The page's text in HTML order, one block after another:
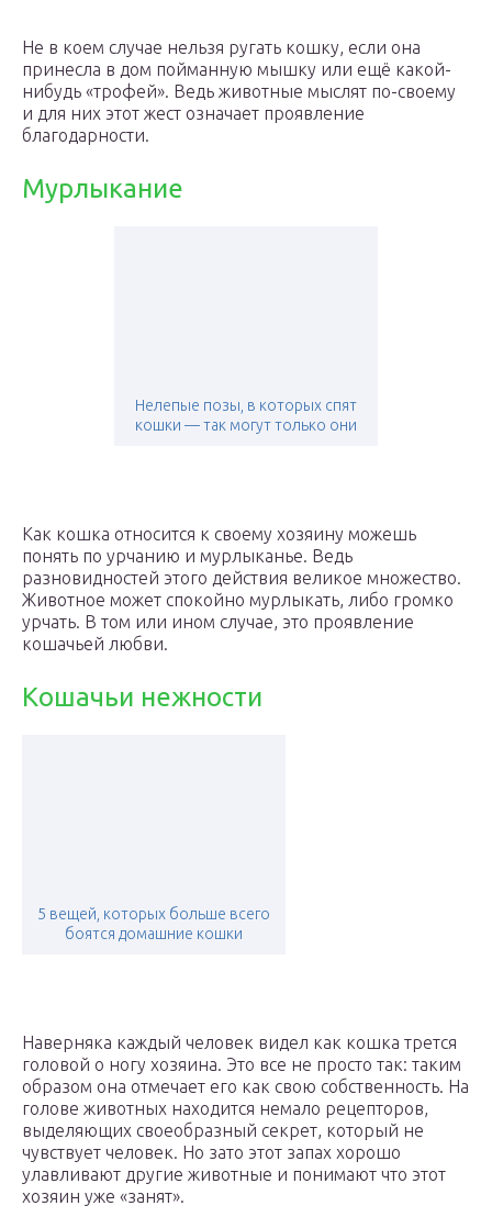
Не в коем случае нельзя ругать кошку, если она
принесла в дом пойманную мышку или ещё какой-
нибудь «трофей». Ведь животные мыслят по-своему
и для них этот жест означает проявление
благодарности.
Мурлыкание
Нелепые позы, в которых спят
кошки — так могут только они
Как кошка относится к своему хозяину можешь
понять по урчанию и мурлыканье. Ведь
разновидностей этого действия великое множество.
Животное может спокойно мурлыкать, либо громко
урчать. В том или ином случае, это проявление
кошачьей любви.
Кошачьи нежности
5 вещей, которых больше всего
боятся домашние кошки
Наверняка каждый человек видел как кошка трется
головой о ногу хозяина. Это все не просто так: таким
образом она отмечает его как свою собственность. На
голове животных находится немало рецепторов,
выделяющих своеобразный секрет, который не
чувствует человек. Но зато этот запах хорошо
улавливают другие животные и понимают что этот
хозяин уже «занят».